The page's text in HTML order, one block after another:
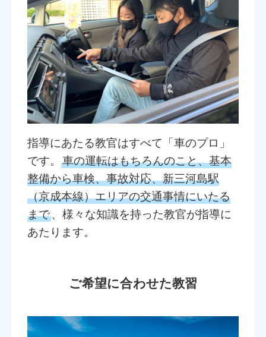
指導にあたる教官はすべて「車のプロ」
です。車の運転はもちろんのこと、基本
整備から車検、事故対応、新三河島駅
（京成本線）エリアの交通事情にいたる
まで、様々な知識を持った教官が指導に
あたります。
ご希望に合わせた教習